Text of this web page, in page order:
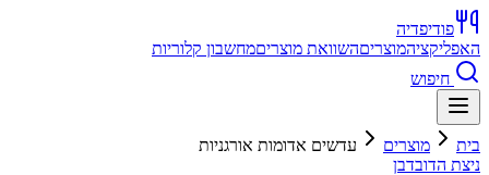
פודיפדיה
האפליקציהמוצריםהשוואת מוצריםמחשבון קלוריות
חיפוש
בית מוצרים
עדשים אדומות אורגניות
ניצת הדובדבן